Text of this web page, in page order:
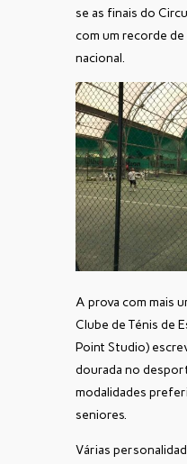
se as finais do
com um recorde
nacional.
A prova com mais
Clube de Ténis de
Point Studio)
dourada no
modalidades
seniores.
Várias